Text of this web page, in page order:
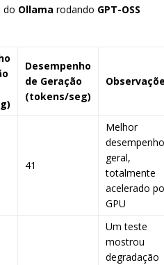
do Ollama rodando GPT-OSS
Desempenho
de Geração
(tokens/seg)
41
Melhor
desempenho
geral,
totalmente
acelerado
GPU
Um teste
mostrou
degradação